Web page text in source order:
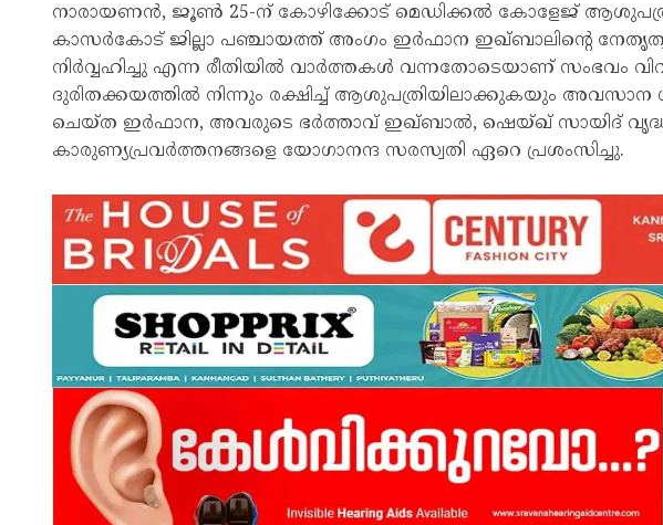
നാരായണൻ, ജൂൺ 25-ന് കോഴിക്കോട് മെഡിക്കൽ കോളേജ്
കാസർകോട് ജില്ലാ പഞ്ചായത്ത് അംഗം ഇർഫാന ഇഖ്ബാലിന്റെ
നിർവ്വഹിച്ചു എന്ന രീതിയിൽ വാർത്തകൾ വന്നതോടെയാണ് സംഭവം
ദുരിതക്കയത്തിൽ നിന്നും രക്ഷിച്ച് ആശുപത്രിയിലാക്കുകയും അവസാന
ചെയ്ത ഇർഫാന, അവരുടെ ഭർത്താവ് ഇഖ്ബാൽ, ഷെയ്ഖ് സായിദ്
കാരുണ്യപ്രവർത്തനങ്ങളെ യോഗാനന്ദ സരസ്വതി ഏറെ പ്രശംസിച്ചു.